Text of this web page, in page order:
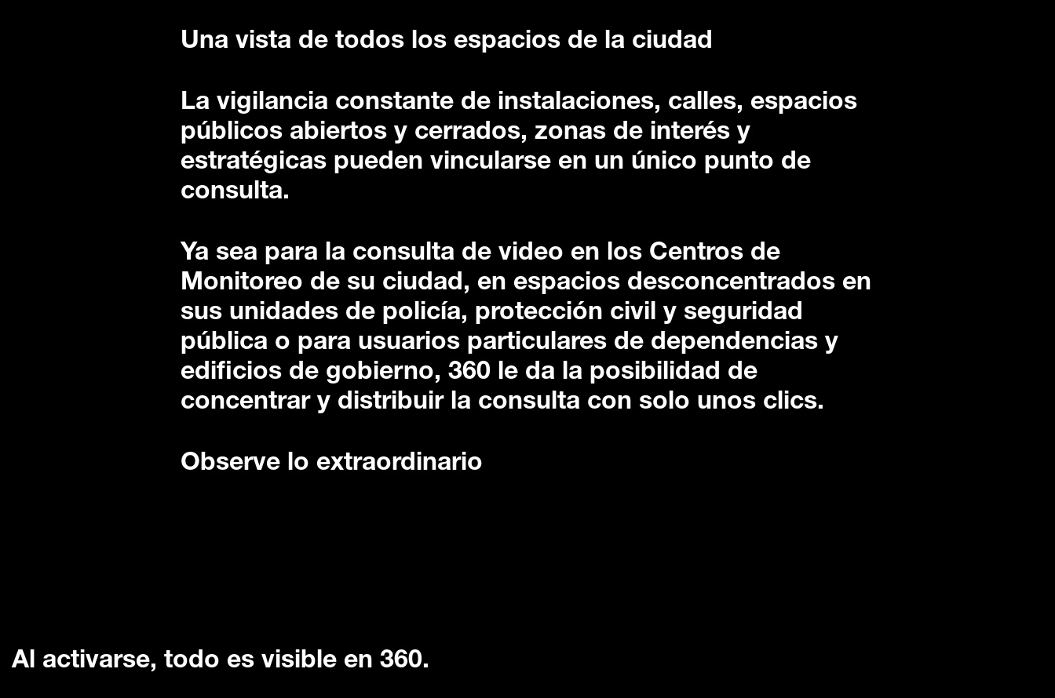
Una vista de todos los espacios de la ciudad
La vigilancia constante de instalaciones, calles, espacios
públicos abiertos y cerrados, zonas de interés y
estratégicas pueden vincularse en un único punto de
consulta.
Ya sea para la consulta de video en los Centros de
Monitoreo de su ciudad, en espacios desconcentrados en
sus unidades de policía, protección civil y seguridad
pública o para usuarios particulares de dependencias y
edificios de gobierno, 360 le da la posibilidad de
concentrar y distribuir la consulta con solo unos clics.
Observe lo extraordinario
Al activarse, todo es visible en 360.